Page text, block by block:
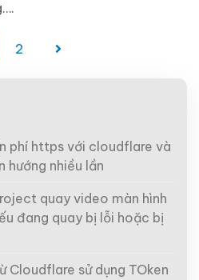
2
phí https với cloudflare và
hướng nhiều lần
quay video màn hình
đang quay bị lỗi hoặc bị
Cloudflare sử dụng TOken